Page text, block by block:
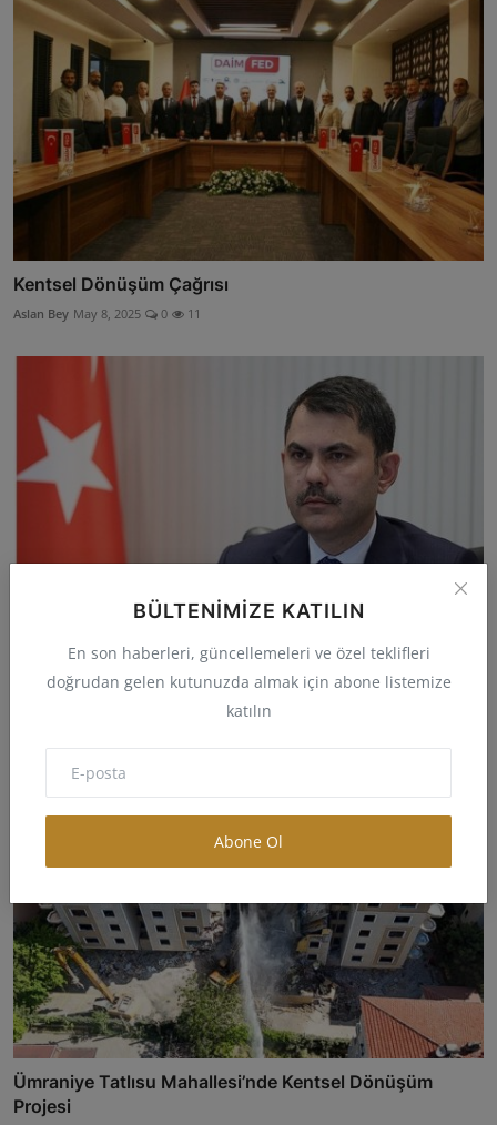
BÜLTENIMIZE KATILIN
En son haberleri, güncellemeleri ve özel teklifleri
doğrudan gelen kutunuzda almak için abone listemize
katılın
Abone Ol
Kentsel Dönüşüm Çağrısı
Aslan Bey May 8, 2025 0 11
Bakan Murat Kurum Deprem Bölgesi Tecrübesi 81 İle
Yayıl...
Ümraniye Tatlısu Mahallesi’nde Kentsel Dönüşüm
Projesi